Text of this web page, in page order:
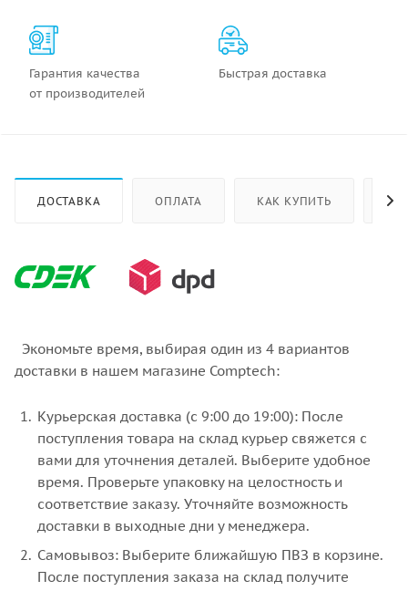
Гарантия качества
от производителей
Быстрая доставка
ДОСТАВКА ОПЛАТА КАК КУПИТЬ
Экономьте время, выбирая один из 4 вариантов
доставки в нашем магазине Comptech:
Курьерская доставка (с 9:00 до 19:00): После
поступления товара на склад курьер свяжется с
вами для уточнения деталей. Выберите удобное
время. Проверьте упаковку на целостность и
соответствие заказу. Уточняйте возможность
доставки в выходные дни у менеджера.
Самовывоз: Выберите ближайшую ПВЗ в корзине.
После поступления заказа на склад получите